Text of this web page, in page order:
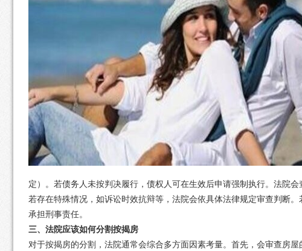
定）。若债务人未按判决履行，债权人可在生效后申请强制执行。法院
若存在特殊情况，如诉讼时效抗辩等，法院会依具体法律规定审查判断
承担刑事责任。
三、法院应该如何分割按揭房
对于按揭房的分割，法院通常会综合多方面因素考量。首先，会审查房